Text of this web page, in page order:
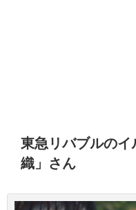
東急リバブルのイ
織」さん